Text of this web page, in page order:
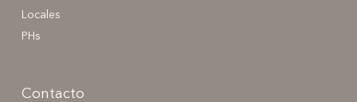
Locales
PHs
Contacto